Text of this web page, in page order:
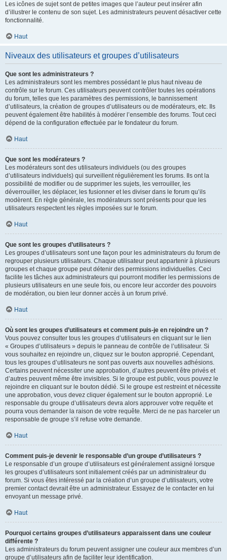
Les icônes de sujet sont de petites images que l’auteur peut insérer afin
d’illustrer le contenu de son sujet. Les administrateurs peuvent désactiver cette
fonctionnalité.
Haut
Niveaux des utilisateurs et groupes d’utilisateurs
Que sont les administrateurs ?
Les administrateurs sont les membres possédant le plus haut niveau de
contrôle sur le forum. Ces utilisateurs peuvent contrôler toutes les opérations
du forum, telles que les paramètres des permissions, le bannissement
d’utilisateurs, la création de groupes d’utilisateurs ou de modérateurs, etc. Ils
peuvent également être habilités à modérer l’ensemble des forums. Tout ceci
dépend de la configuration effectuée par le fondateur du forum.
Haut
Que sont les modérateurs ?
Les modérateurs sont des utilisateurs individuels (ou des groupes
d’utilisateurs individuels) qui surveillent régulièrement les forums. Ils ont la
possibilité de modifier ou de supprimer les sujets, les verrouiller, les
déverrouiller, les déplacer, les fusionner et les diviser dans le forum qu’ils
modèrent. En règle générale, les modérateurs sont présents pour que les
utilisateurs respectent les règles imposées sur le forum.
Haut
Que sont les groupes d’utilisateurs ?
Les groupes d’utilisateurs sont une façon pour les administrateurs du forum de
regrouper plusieurs utilisateurs. Chaque utilisateur peut appartenir à plusieurs
groupes et chaque groupe peut détenir des permissions individuelles. Ceci
facilite les tâches aux administrateurs qui pourront modifier les permissions de
plusieurs utilisateurs en une seule fois, ou encore leur accorder des pouvoirs
de modération, ou bien leur donner accès à un forum privé.
Haut
Où sont les groupes d’utilisateurs et comment puis-je en rejoindre un ?
Vous pouvez consulter tous les groupes d’utilisateurs en cliquant sur le lien
« Groupes d’utilisateurs » depuis le panneau de contrôle de l’utilisateur. Si
vous souhaitez en rejoindre un, cliquez sur le bouton approprié. Cependant,
tous les groupes d’utilisateurs ne sont pas ouverts aux nouvelles adhésions.
Certains peuvent nécessiter une approbation, d’autres peuvent être privés et
d’autres peuvent même être invisibles. Si le groupe est public, vous pouvez le
rejoindre en cliquant sur le bouton dédié. Si le groupe est restreint et nécessite
une approbation, vous devez cliquer également sur le bouton approprié. Le
responsable du groupe d’utilisateurs devra alors approuver votre requête et
pourra vous demander la raison de votre requête. Merci de ne pas harceler un
responsable de groupe s’il refuse votre demande.
Haut
Comment puis-je devenir le responsable d’un groupe d’utilisateurs ?
Le responsable d’un groupe d’utilisateurs est généralement assigné lorsque
les groupes d’utilisateurs sont initialement créés par un administrateur du
forum. Si vous êtes intéressé par la création d’un groupe d’utilisateurs, votre
premier contact devrait être un administrateur. Essayez de le contacter en lui
envoyant un message privé.
Haut
Pourquoi certains groupes d’utilisateurs apparaissent dans une couleur
différente ?
Les administrateurs du forum peuvent assigner une couleur aux membres d’un
groupe d’utilisateurs afin de faciliter leur identification.